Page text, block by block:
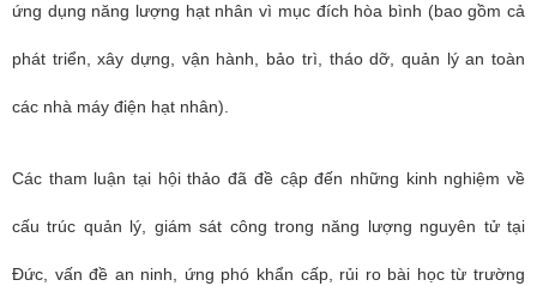
ứng dụng năng lượng hạt nhân vì mục đích hòa bình (bao gồm cả
phát triển, xây dựng, vận hành, bảo trì, tháo dỡ, quản lý an toàn
các nhà máy điện hạt nhân).
Các tham luận tại hội thảo đã đề cập đến những kinh nghiệm về
cấu trúc quản lý, giám sát công trong năng lượng nguyên tử tại
Đức, vấn đề an ninh, ứng phó khẩn cấp, rủi ro bài học từ trường